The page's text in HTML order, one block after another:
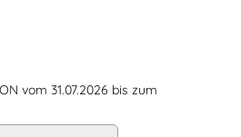
vom 31.07.2026 bis zum